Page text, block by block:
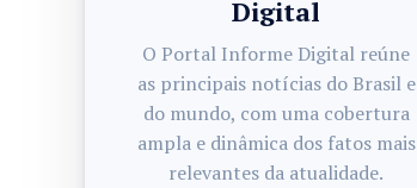
Digital
O Portal Informe Digital reúne
as principais notícias do Brasil e
do mundo, com uma cobertura
ampla e dinâmica dos fatos mais
relevantes da atualidade.